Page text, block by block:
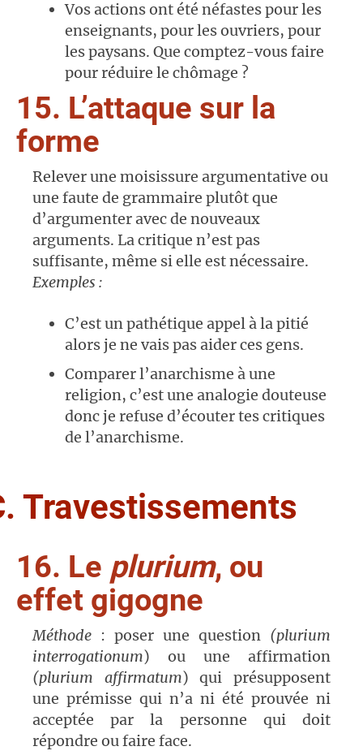
Vos actions ont été néfastes pour les
enseignants, pour les ouvriers, pour
les paysans. Que comptez-vous faire
pour réduire le chômage ?
15. L’attaque sur la
forme
Relever une moisissure argumentative ou
une faute de grammaire plutôt que
d’argumenter avec de nouveaux
arguments. La critique n’est pas
suffisante, même si elle est nécessaire.
Exemples :
C’est un pathétique appel à la pitié
alors je ne vais pas aider ces gens.
Comparer l’anarchisme à une
religion, c’est une analogie douteuse
donc je refuse d’écouter tes critiques
de l’anarchisme.
Travestissements
16. Le plurium, ou
effet gigogne
Méthode : poser une question (plurium
interrogationum) ou une affirmation
(plurium affirmatum) qui présupposent
une prémisse qui n’a ni été prouvée ni
acceptée par la personne qui doit
répondre ou faire face.